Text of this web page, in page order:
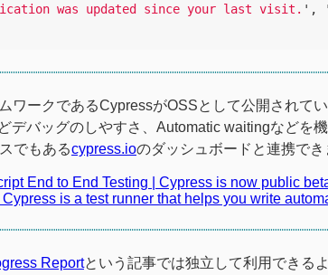
was updated since your last visit. ' , '
ワークであるCypressがOSSとして公開されてい
デバッグのしやすさ、Automatic waitingなどを
でもあるcypress.ioのダッシュボードと連携でき
End to End Testing | Cypress is now public
is a test runner that helps you write
Reportという記事では独立して利用できる